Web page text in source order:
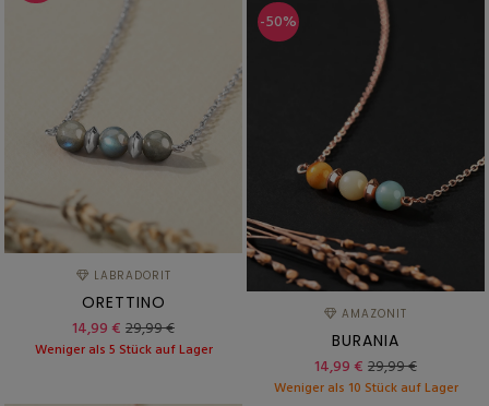
LABRADORIT
ORETTINO
14,99 € 29,99 €
Weniger als 5 Stück auf Lager
-50%
AMAZONIT
BURANIA
14,99 € 29,99 €
Weniger als 10 Stück auf Lager